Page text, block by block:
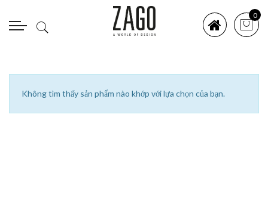
0
Không tìm thấy sản phẩm nào khớp với lựa chọn của bạn.